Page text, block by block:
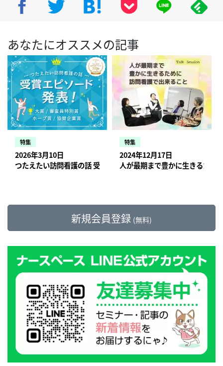
あなたにオススメの記事
特集
2026年3月10日
つたえたい訪問看護の話 受賞エピソード発表！大賞・審査員特
特集
2024年12月17日
人が最期まで豊かに生きるため
新規会員登録 (無料)